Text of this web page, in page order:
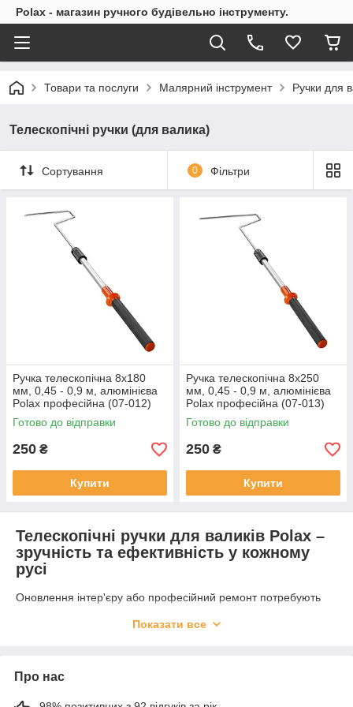
Polax - магазин ручного будівельно інструменту.
Товари та послуги Малярний інструмент Ручки для
Телескопічні ручки (для валика)
Сортування 0 Фільтри
Ручка телескопічна 8х180
мм, 0,45 - 0,9 м, алюмінієва
Polax професійна (07-012)
Готово до відправки
250 ₴
Купити
Ручка телескопічна 8х250
мм, 0,45 - 0,9 м, алюмінієва
Polax професійна (07-013)
Готово до відправки
250 ₴
Купити
Телескопічні ручки для валиків Polax –
зручність та ефективність у кожному
русі
Оновлення інтер'єру або професійний ремонт потребують
Телескопічні ручки для валиків
Наші ручки допоможуть рівномірно наносити фарбу навіть у
важкодоступних місцях, забезпечуючи бездоганний результат.
Показати все
Про нас